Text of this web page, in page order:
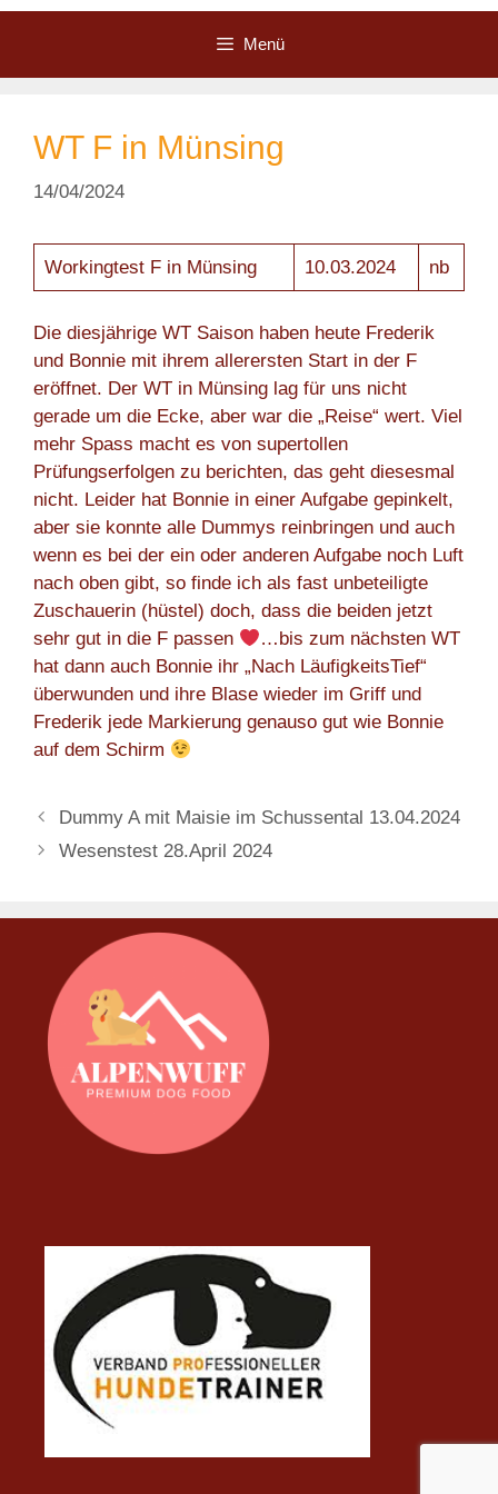
Zum
Menü
WT F in Münsing
14/04/2024
Workingtest F in Münsing 10.03.2024 nb
Die diesjährige WT Saison haben heute Frederik
und Bonnie mit ihrem allerersten Start in der F
eröffnet. Der WT in Münsing lag für uns nicht
gerade um die Ecke, aber war die „Reise“ wert. Viel
mehr Spass macht es von supertollen
Prüfungserfolgen zu berichten, das geht diesesmal
nicht. Leider hat Bonnie in einer Aufgabe gepinkelt,
aber sie konnte alle Dummys reinbringen und auch
wenn es bei der ein oder anderen Aufgabe noch Luft
nach oben gibt, so finde ich als fast unbeteiligte
Zuschauerin (hüstel) doch, dass die beiden jetzt
sehr gut in die F passen
…bis zum nächsten WT
hat dann auch Bonnie ihr „Nach LäufigkeitsTief“
überwunden und ihre Blase wieder im Griff und
Frederik jede Markierung genauso gut wie Bonnie
auf dem Schirm
Dummy A mit Maisie im Schussental 13.04.2024
Wesenstest 28.April 2024